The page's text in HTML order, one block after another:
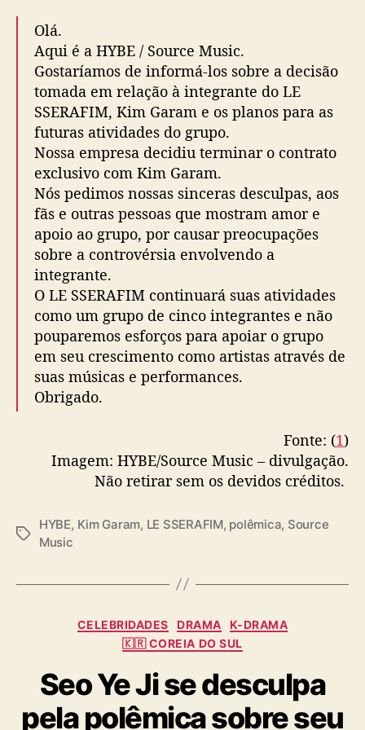
s
a
í
d
L
E
S
S
A
F
I
M
Olá.
Aqui é a HYBE / Source Music.
Gostaríamos de informá-los sobre a decisão
tomada em relação à integrante do LE
SSERAFIM, Kim Garam e os planos para as
futuras atividades do grupo.
Nossa empresa decidiu terminar o contrato
exclusivo com Kim Garam.
Nós pedimos nossas sinceras desculpas, aos
fãs e outras pessoas que mostram amor e
apoio ao grupo, por causar preocupações
sobre a controvérsia envolvendo a
integrante.
O LE SSERAFIM continuará suas atividades
como um grupo de cinco integrantes e não
pouparemos esforços para apoiar o grupo
em seu crescimento como artistas através de
suas músicas e performances.
Obrigado.
Fonte: (1)
Imagem: HYBE/Source Music – divulgação.
Não retirar sem os devidos créditos.
T
s
HYBE, Kim Garam, LE SSERAFIM, polêmica, Source
Music
C
a
t
e
g
o
CELEBRIDADES DRAMA
K-DRAMA
🇰🇷 COREIA DO SUL
Seo Ye Ji se desculpa
pela polêmica sobre seu